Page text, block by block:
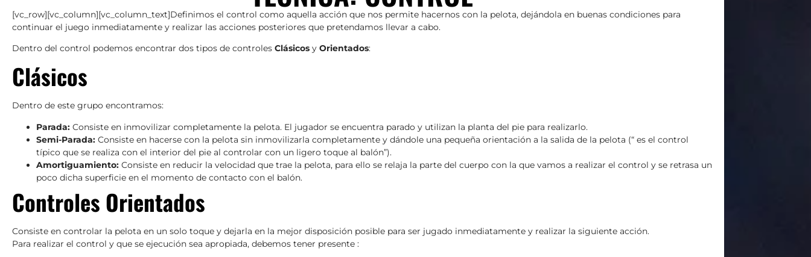
[vc_row][vc_column][vc_column_text]Definimos el control como aquella acción que nos permite hacernos con la pelota, dejándola en buenas condiciones para
continuar el juego inmediatamente y realizar las acciones posteriores que pretendamos llevar a cabo.
Dentro del control podemos encontrar dos tipos de controles Clásicos y Orientados:
Clásicos
Dentro de este grupo encontramos:
Parada: Consiste en inmovilizar completamente la pelota. El jugador se encuentra parado y utilizan la planta del pie para realizarlo.
Semi-Parada: Consiste en hacerse con la pelota sin inmovilizarla completamente y dándole una pequeña orientación a la salida de la pelota (“ es el control
típico que se realiza con el interior del pie al controlar con un ligero toque al balón”).
Amortiguamiento: Consiste en reducir la velocidad que trae la pelota, para ello se relaja la parte del cuerpo con la que vamos a realizar el control y se retrasa un
poco dicha superficie en el momento de contacto con el balón.
Controles Orientados
Consiste en controlar la pelota en un solo toque y dejarla en la mejor disposición posible para ser jugado inmediatamente y realizar la siguiente acción.
Para realizar el control y que se ejecución sea apropiada, debemos tener presente :